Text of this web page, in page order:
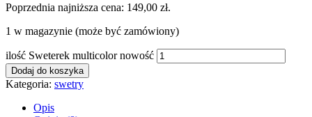
Poprzednia najniższa cena: 149,00 zł.
1 w magazynie (może być zamówiony)
ilość Sweterek multicolor nowość
Dodaj do koszyka
Kategoria: swetry
Opis